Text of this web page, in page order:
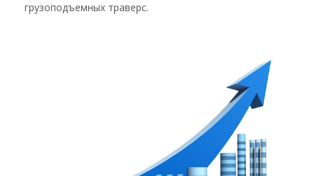
грузоподъемных траверс.